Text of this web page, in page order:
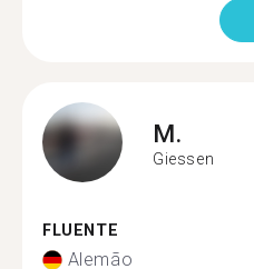
M.
Giessen
FLUENTE
Alemão